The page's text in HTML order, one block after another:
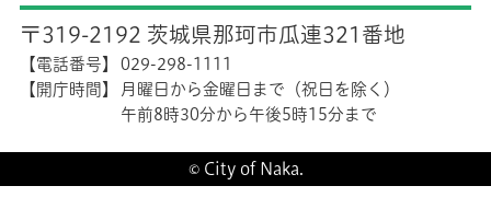
〒319-2192 茨城県那珂市瓜連321番地
【電話番号】
029-298-1111
【開庁時間】
月曜日から金曜日まで（祝日を除く）
午前8時30分から午後5時15分まで
© City of Naka.